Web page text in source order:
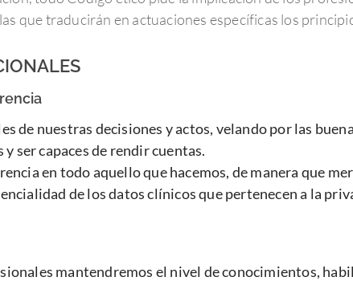
que traducirán en actuaciones específicas los
de nuestras decisiones y actos, velando por las
ser capaces de rendir cuentas.
en todo aquello que hacemos, de manera que
de los datos clínicos que pertenecen a la
mantendremos el nivel de conocimientos,